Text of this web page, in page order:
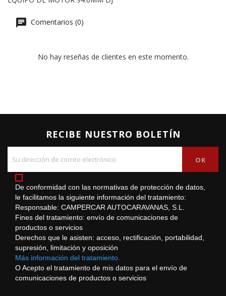
Comentarios (0)
No hay reseñas de clientes en este momento.
RECIBE NUESTRO BOLETÍN
De conformidad con las normativas de protección de datos,
le facilitamos la siguiente información del tratamiento:
Responsable: CAMPERCAR AUTOCARAVANAS, S.L.
Fines del tratamiento: envío de comunicaciones de
productos o servicios
Derechos que le asisten: acceso, rectificación, portabilidad,
supresión, limitación y oposición
Más información del tratamiento.
O Acepto el tratamiento de mis datos para el envío de
comunicaciones de productos o servicios